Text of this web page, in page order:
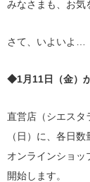
みなさまも、お気
さて、いよいよ…
◆1月11日（金）
直営店（シエス
（日）に、各日数
オンラインショッ
開始します。